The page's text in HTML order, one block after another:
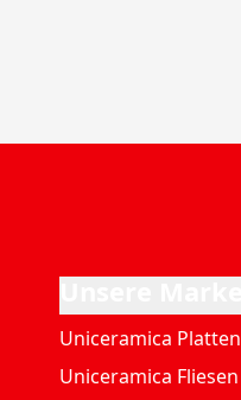
Uniceramica Platten
Uniceramica Fliesen